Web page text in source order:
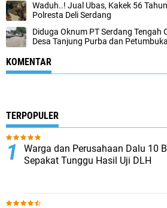
Waduh..! Jual Ubas, Kakek 56
Polresta Deli Serdang
Diduga Oknum PT Serdang Tengah
Desa Tanjung Purba dan
KOMENTAR
TERPOPULER
Warga dan Perusahaan Dalu 10 B
Sepakat Tunggu Hasil Uji DLH